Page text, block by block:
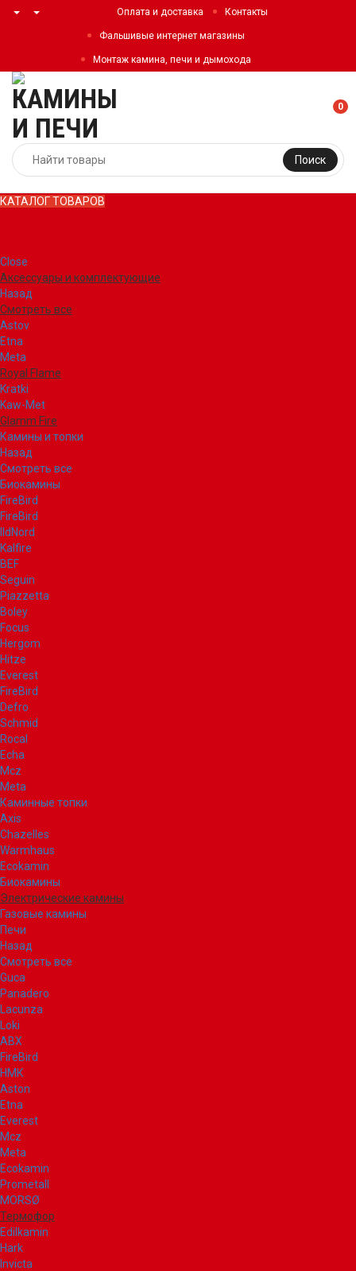
Оплата и доставка Контакты
Фальшивые интернет магазины
Монтаж камина, печи и дымохода
Поиск
0
КАТАЛОГ ТОВАРОВ
Close
Аксессуары и комплектующие
Назад
Смотреть все
Astov
Etna
Meta
Royal Flame
Kratki
Kaw-Met
Glamm Fire
Камины и топки
Назад
Смотреть все
Биокамины
FireBird
FireBird
IldNord
Kalfire
BEF
Seguin
Piazzetta
Boley
Focus
Hergom
Hitze
Everest
FireBird
Defro
Schmid
Rocal
Echa
Mcz
Meta
Каминные топки
Axis
Chazelles
Warmhaus
Ecokamin
Биокамины
Электрические камины
Газовые камины
Печи
Назад
Смотреть все
Guca
Panadero
Lacunza
Loki
ABX
FireBird
НМК
Aston
Etna
Everest
Mcz
Meta
Ecokamin
Prometall
MORSØ
Термофор
Edilkamin
Hark
Invicta